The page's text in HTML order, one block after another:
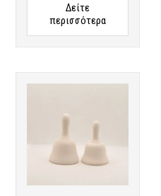
Δείτε
περισσότερα